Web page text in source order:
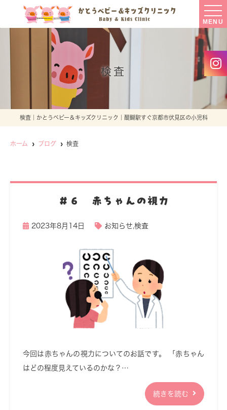
MENU
検査
検査｜かとうベビー＆キッズクリニック｜醍醐駅すぐ京都市伏見区の小児科
ホーム ブログ 検査
＃６ 赤ちゃんの視力
2023年8月14日 お知らせ,検査
今回は赤ちゃんの視力についてのお話です。 「赤ちゃん
はどの程度見えているのかな？…
続きを読む